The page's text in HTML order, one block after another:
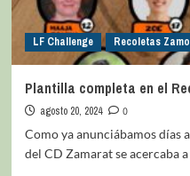
LF Challenge Recoletas
Plantilla completa en el
agosto 20, 2024
0
Como ya anunciábamos días
del CD Zamarat se acercaba